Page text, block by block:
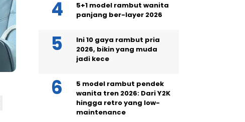
5+1 model rambut wanita
panjang ber-layer 2026
Ini 10 gaya rambut pria
2026, bikin yang muda
jadi kece
5 model rambut pendek
wanita tren 2026: Dari Y2K
hingga retro yang low-
maintenance